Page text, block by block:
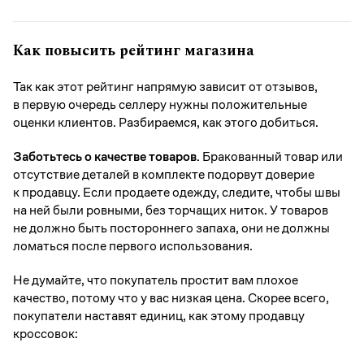
Как повысить рейтинг магазина
Так как этот рейтинг напрямую зависит от отзывов,
в первую очередь селлеру нужны положительные
оценки клиентов. Разбираемся, как этого добиться.
Заботьтесь о качестве товаров. Бракованный товар или
отсутствие деталей в комплекте подорвут доверие
к продавцу. Если продаете одежду, следите, чтобы швы
на ней были ровными, без торчащих ниток. У товаров
не должно быть постороннего запаха, они не должны
ломаться после первого использования.
Не думайте, что покупатель простит вам плохое
качество, потому что у вас низкая цена. Скорее всего,
покупатели наставят единиц, как этому продавцу
кроссовок: